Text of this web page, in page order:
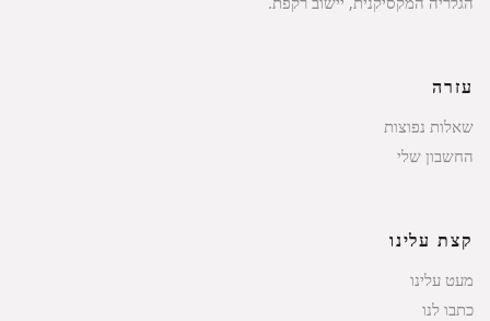
עזרה
שאלות נפוצות
החשבון שלי
קצת עלינו
מעט עלינו
כתבו לנו